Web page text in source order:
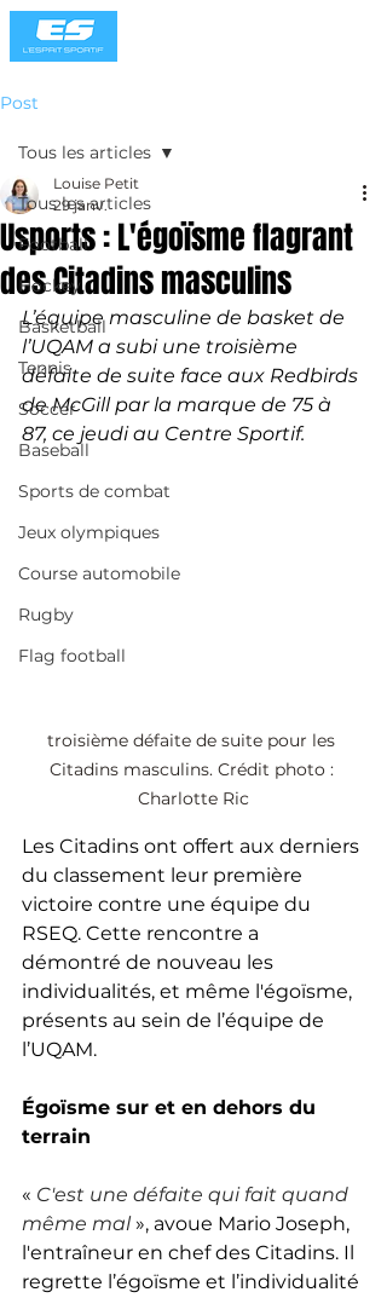
Post
Tous les articles
Football
Hockey
Basketball
Tennis
Soccer
Baseball
Sports de combat
Jeux olympiques
Course automobile
Rugby
Flag football
Tous les articles
Usports : L'égoïsme flagrant
des Citadins masculins
Louise Petit
29 janv.
L’équipe masculine de basket de
l’UQAM a subi une troisième
défaite de suite face aux Redbirds
de McGill par la marque de 75 à
87, ce jeudi au Centre Sportif.
troisième défaite de suite pour les
Citadins masculins. Crédit photo :
Charlotte Ric
Les Citadins ont offert aux derniers
du classement leur première
victoire contre une équipe du
RSEQ. Cette rencontre a
démontré de nouveau les
individualités, et même l'égoïsme,
présents au sein de l’équipe de
l’UQAM.
Égoïsme sur et en dehors du
terrain
« C'est une défaite qui fait quand
même mal », avoue Mario Joseph,
l'entraîneur en chef des Citadins. Il
regrette l’égoïsme et l’individualité